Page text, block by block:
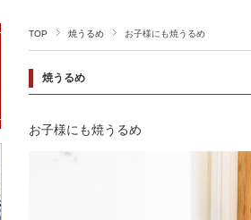
TOP 焼うるめ お子様にも焼うるめ
焼うるめ
お子様にも焼うるめ